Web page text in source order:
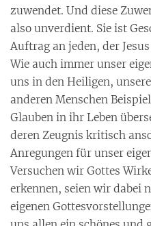
zuwendet. Und diese
also unverdient. Sie ist
Auftrag an jeden, der
Wie auch immer unser
uns in den Heiligen,
anderen Menschen
Glauben in ihr Leben
deren Zeugnis kritisch
Anregungen für unser
Versuchen wir Gottes
erkennen, seien wir dabei
eigenen